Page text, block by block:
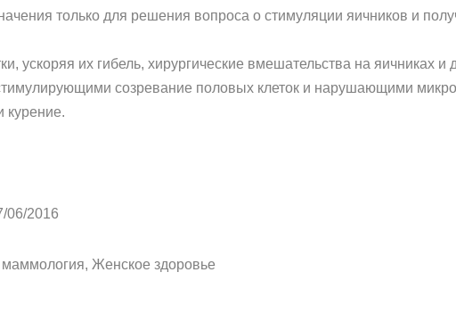
только для решения вопроса о стимуляции яичников и
ускоряя их гибель, хирургические вмешательства на яичниках и
созревание половых клеток и нарушающими
курение.
06/2016
Женское здоровье